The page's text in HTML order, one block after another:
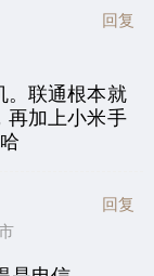
回复
。联通根本就
再加上小米手
回复